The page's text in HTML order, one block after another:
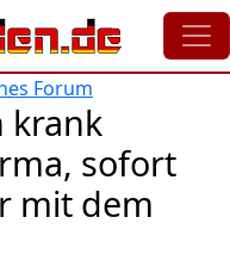
Forum
krank
sofort
mit dem